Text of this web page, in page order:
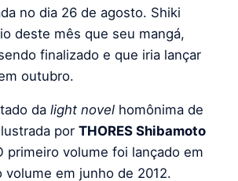
no dia 26 de agosto. Shiki
deste mês que seu mangá,
finalizado e que iria lançar
outubro.
da light novel homônima de
por THORES Shibamoto
primeiro volume foi lançado em
volume em junho de 2012.